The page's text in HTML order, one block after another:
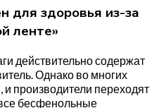
для здоровья из-за
ленте»
действительно содержат
Однако во многих
производители переходят
бесфенольные